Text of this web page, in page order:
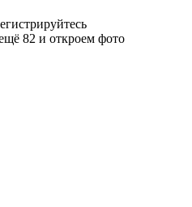
82 и откроем фото